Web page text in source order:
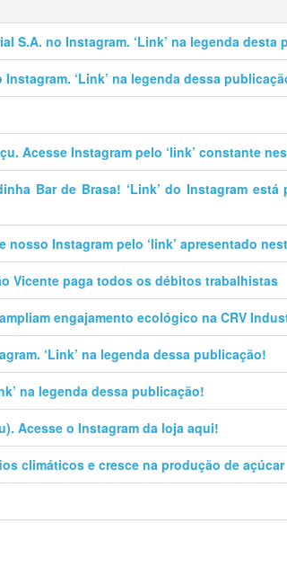
S.A. no Instagram. ‘Link’ na legenda desta
‘Link’ na legenda dessa
Acesse Instagram pelo ‘link’ constante
Bar de Brasa! ‘Link’ do Instagram está
nosso Instagram pelo ‘link’ apresentado
Vicente paga todos os débitos trabalhistas
engajamento ecológico na CRV
‘Link’ na legenda dessa publicação!
na legenda dessa publicação!
Acesse o Instagram da loja aqui!
climáticos e cresce na produção de açúcar